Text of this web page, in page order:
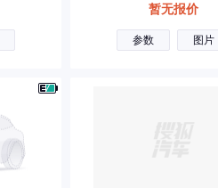
暂无报价
参数 图片